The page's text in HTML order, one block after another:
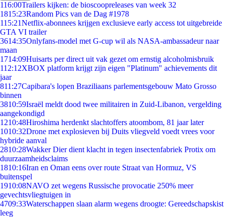
116:00Trailers kijken: de bioscoopreleases van week 32
1815:23Random Pics van de Dag #1978
115:21Netflix-abonnees krijgen exclusieve early access tot uitgebreide
GTA VI trailer
3614:35Onlyfans-model met G-cup wil als NASA-ambassadeur naar
maan
1714:09Huisarts per direct uit vak gezet om ernstig alcoholmisbruik
112:12XBOX platform krijgt zijn eigen "Platinum" achievements dit
jaar
811:27Capibara's lopen Braziliaans parlementsgebouw Mato Grosso
binnen
3810:59Israël meldt dood twee militairen in Zuid-Libanon, vergelding
aangekondigd
1210:48Hiroshima herdenkt slachtoffers atoombom, 81 jaar later
1010:32Drone met explosieven bij Duits vliegveld voedt vrees voor
hybride aanval
2810:28Wakker Dier dient klacht in tegen insectenfabriek Protix om
duurzaamheidsclaims
1810:16Iran en Oman eens over route Straat van Hormuz, VS
buitenspel
1910:08NAVO zet wegens Russische provocatie 250% meer
gevechtsvliegtuigen in
4709:33Waterschappen slaan alarm wegens droogte: Gereedschapskist
leeg